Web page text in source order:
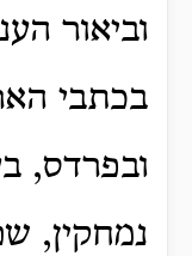
וביאור
בכתבי
ובפרדס,
נמחקין,